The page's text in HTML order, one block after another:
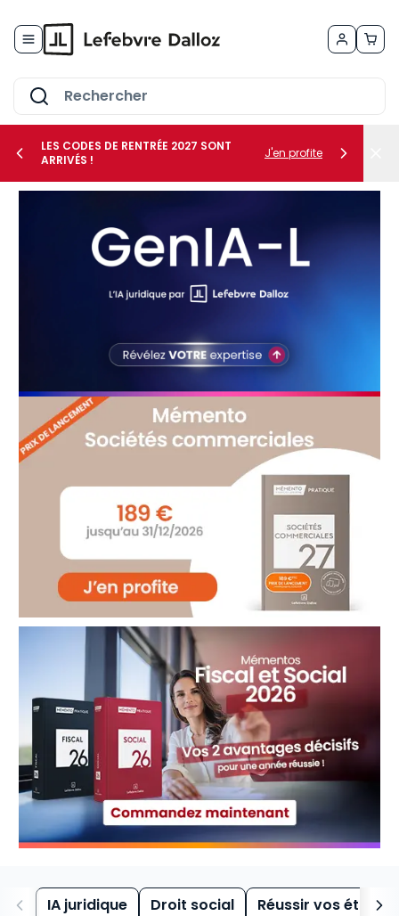
le sous-menu Vos besoins
LES CODES DE RENTRÉE 2027 SONT
ARRIVÉS !
J'en profite
IA juridique Droit social Réussir vos études